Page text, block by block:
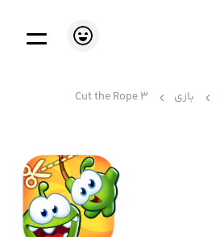
بازی Cut the Rope 3